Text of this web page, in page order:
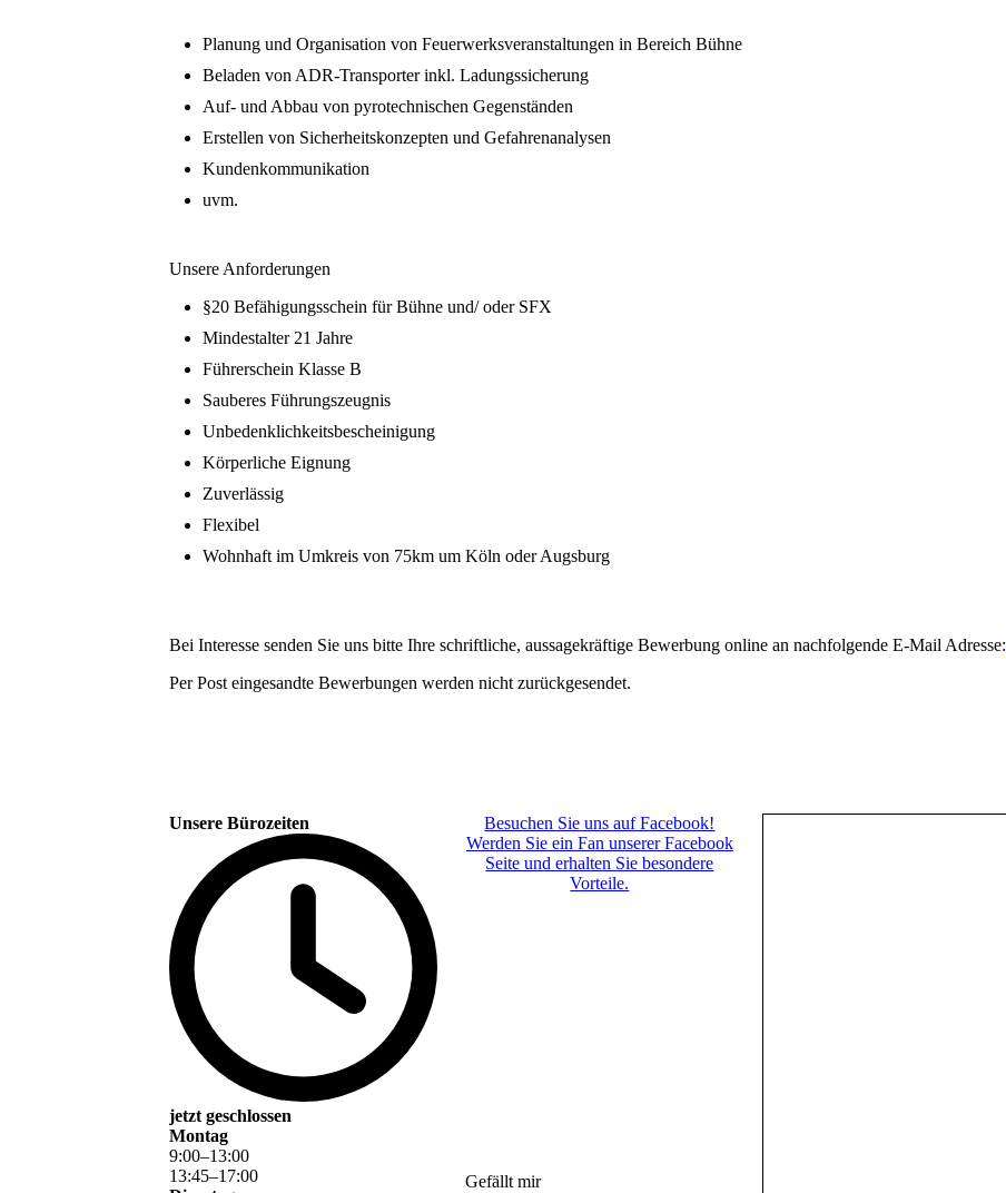
Planung und Organisation von Feuerwerksveranstaltungen in Bereich Bühne
Beladen von ADR-Transporter inkl. Ladungssicherung
Auf- und Abbau von pyrotechnischen Gegenständen
Erstellen von Sicherheitskonzepten und Gefahrenanalysen
Kundenkommunikation
uvm.
Unsere Anforderungen
§20 Befähigungsschein für Bühne und/ oder SFX
Mindestalter 21 Jahre
Führerschein Klasse B
Sauberes Führungszeugnis
Unbedenklichkeitsbescheinigung
Körperliche Eignung
Zuverlässig
Flexibel
Wohnhaft im Umkreis von 75km um Köln oder Augsburg
Bei Interesse senden Sie uns bitte Ihre schriftliche, aussagekräftige Bewerbung online an nachfolgende E-Mail Adresse:
Per Post eingesandte Bewerbungen werden nicht zurückgesendet.
Unsere Bürozeiten
jetzt geschlossen
Montag
9:00–13:00
13:45–17:00
Besuchen Sie uns auf Facebook!
Werden Sie ein Fan unserer Facebook
Seite und erhalten Sie besondere
Vorteile.
Gefällt mir